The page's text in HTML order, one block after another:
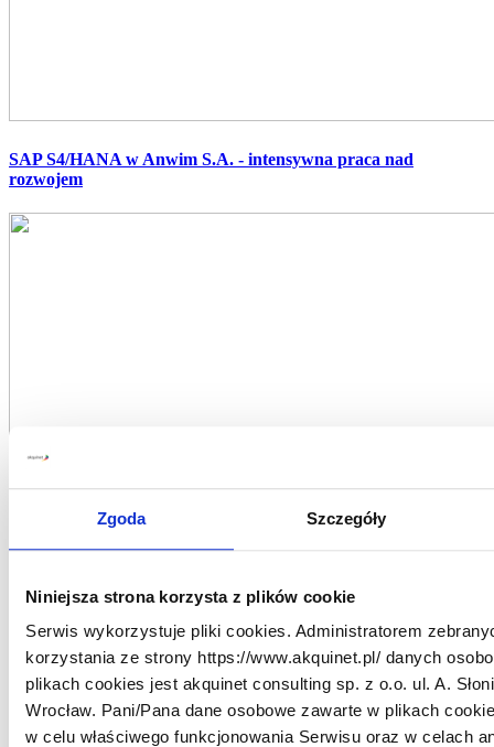
Zgoda Szczegóły
Niniejsza strona korzysta z plików cookie
Serwis wykorzystuje pliki cookies. Administratorem
korzystania ze strony https://www.akquinet.pl/ danych
plikach cookies jest akquinet consulting sp. z o.o. ul. A.
Wrocław. Pani/Pana dane osobowe zawarte w plikach
w celu właściwego funkcjonowania Serwisu oraz w celach
SAP S4/HANA w Anwim S.A. - intensywna praca nad
rozwojem